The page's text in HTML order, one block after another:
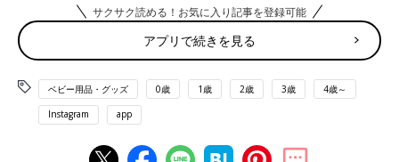
出典：Instagramアカウント「miffy__cr」
ちるちゃんさんは、miffyとone'sterrace（ワンズテラス）とのコ
ラボ保冷バッグを購入。ほどよい大きさで、持ち運ぶのにもちょ
うど良いサイズ感ですよね。ボリスとミッフィーの表情もとって
もキュート！この夏たくさん使いたくなりますね♪
サクサク読める！お気に入り記事を登録可能
アプリで続きを見る
ベビー用品・グッズ 0歳 1歳 2歳 3歳 4歳～
Instagram app